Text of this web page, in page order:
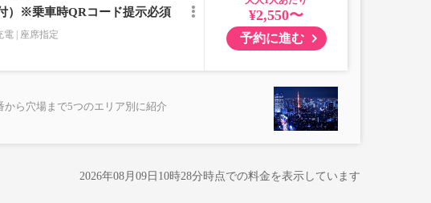
い。
。これに伴い、座席やシート設備が変更となる場合がございま
）※乗車時QRコード提示必須
電 座席指定
¥2,550〜
予約に進む
ら穴場まで5つのエリア別に紹介
2026年08月09日10時28分時点での料金を表示しています